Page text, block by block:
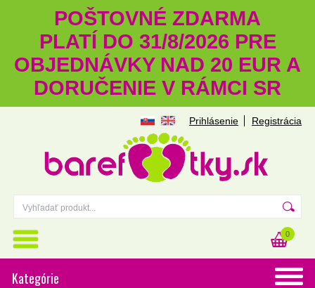
POŠTOVNÉ ZDARMA
PLATÍ DO 31/8/2026 PRE
OBJEDNÁVKY NAD 20 EUR A
DORUČENIE V RÁMCI SR
Prihlásenie Registrácia
0
Kategórie